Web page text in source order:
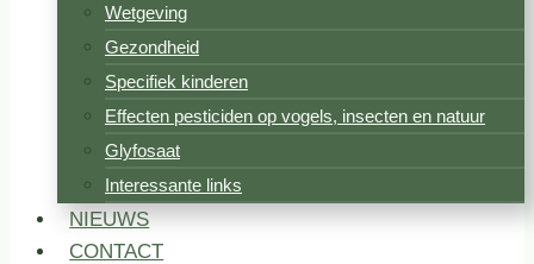
Wetgeving
Gezondheid
Specifiek kinderen
Effecten pesticiden op vogels, insecten en natuur
Glyfosaat
Interessante links
NIEUWS
CONTACT